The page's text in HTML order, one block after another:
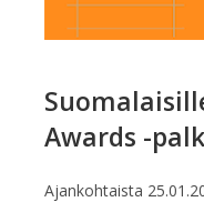
Awards -
Ajankohtaista